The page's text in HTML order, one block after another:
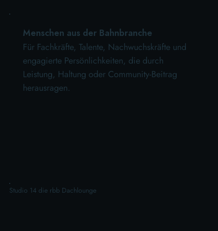
Menschen aus der Bahnbranche
Für Fachkräfte, Talente, Nachwuchskräfte und
engagierte Persönlichkeiten, die durch
Leistung, Haltung oder Community-Beitrag
herausragen.
Studio 14 die rbb Dachlounge